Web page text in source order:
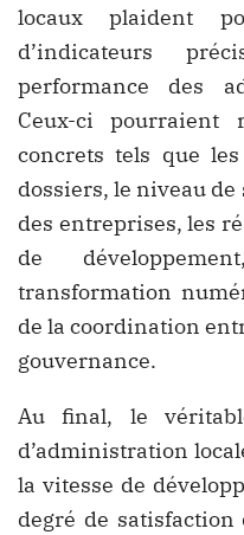
locaux plaident
d’indicateurs
performance des
Ceux-ci pourraient
concrets tels que
dossiers, le niveau
des entreprises, les
de
transformation
de la coordination
gouvernance.
Au final, le
d’administration
la vitesse de
degré de